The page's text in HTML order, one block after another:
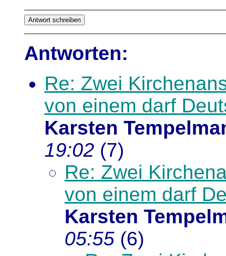
Antworten:
Re: Zwei
von einem darf
Karsten
19:02 (7)
Re: Zwei
von einem darf
Karsten
05:55 (6)